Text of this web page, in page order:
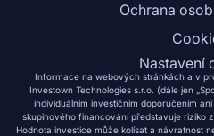
Ochrana
Nastavení
Informace na webových stránkách a v
Investown Technologies s.r.o. (dále jen
individuálním investičním doporučením
skupinového financování představuje riziko
Hodnota investice může kolísat a návratnost